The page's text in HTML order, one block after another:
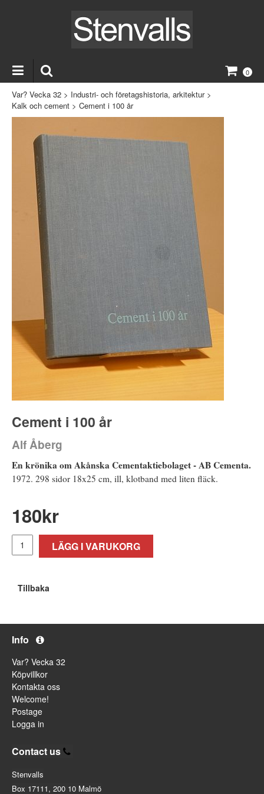
0
Var? Vecka 32 > Industri- och företagshistoria, arkitektur>
Kalk och cement > Cement i 100 år
Cement i 100 år
Alf Åberg
En krönika om Akånska Cementaktiebolaget - AB Cementa.
1972. 298 sidor 18x25 cm, ill, klotband med liten fläck.
180kr
LÄGG I VARUKORG
Tillbaka
Info
Var? Vecka 32
Köpvillkor
Kontakta oss
Welcome!
Postage
Logga in
Contact us
Stenvalls
Box 17111, 200 10 Malmö